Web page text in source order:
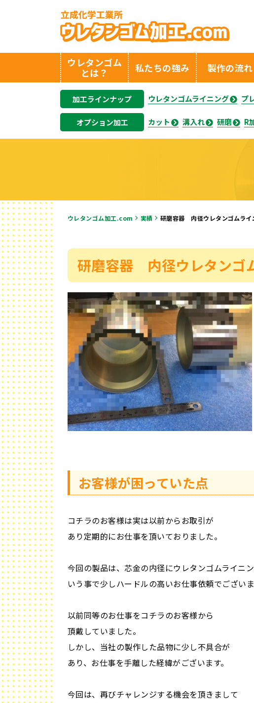
ウレタンゴム
とは？
私たちの強み 製作の流れ
加工ラインナップ ウレタンゴムライニング プ
オプション加工 カット 溝入れ 研磨 R
ウレタンゴム加工.com 実績 研磨容器 内径ウレタンゴムライ
研磨容器 内径ウレタンゴ
お客様が困っていた点
コチラのお客様は実は以前からお取引が
あり定期的にお仕事を頂いておりました。
今回の製品は、芯金の内径にウレタンゴムライニ
いう事で少しハードルの高いお仕事依頼でございま
以前同等のお仕事をコチラのお客様から
頂戴していました。
しかし、当社の製作した品物に少し不具合が
あり、お仕事を手離した経緯がございます。
今回は、再びチャレンジする機会を頂きまして